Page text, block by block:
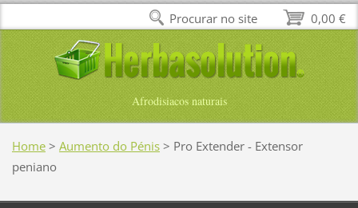
Afrodisiacos naturais
Home > Aumento do Pénis > Pro Extender - Extensor
peniano
0,00 €
Procurar no site